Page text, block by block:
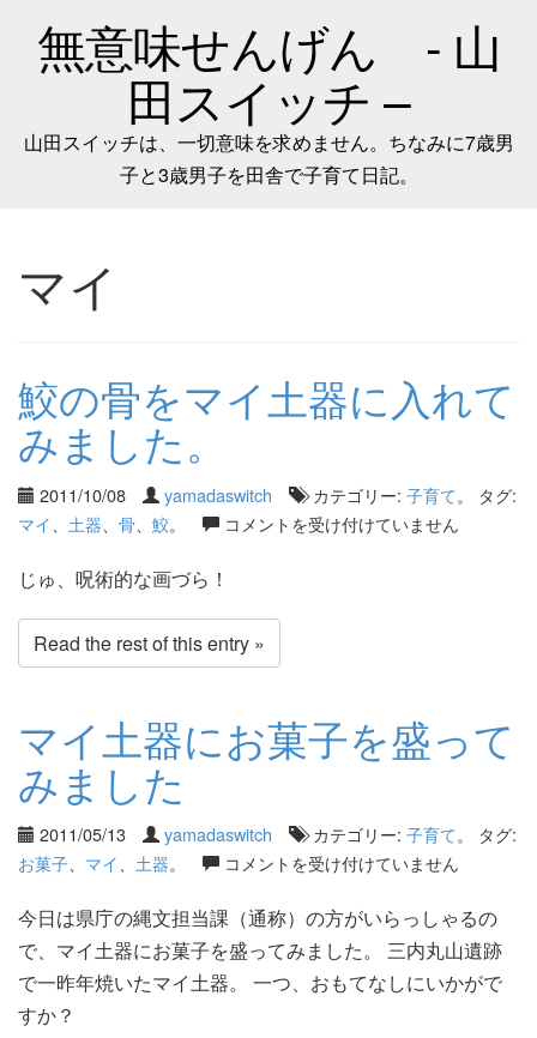
無意味せんげん - 山
田スイッチ –
山田スイッチは、一切意味を求めません。ちなみに7歳男
子と3歳男子を田舎で子育て日記。
マイ
鮫の骨をマイ土器に入れて
みました。
2011/10/08 yamadaswitch カテゴリー: 子育て。 タグ:
マイ
土器 骨 鮫。 コメントを受け付けていません
じゅ、呪術的な画づら！
Read the rest of this entry »
マイ土器にお菓子を盛って
みました
2011/05/13 yamadaswitch カテゴリー: 子育て。 タグ:
お菓子
マイ 土器。 コメントを受け付けていません
今日は県庁の縄文担当課（通称）の方がいらっしゃるの
で、マイ土器にお菓子を盛ってみました。 三内丸山遺跡
で一昨年焼いたマイ土器。 一つ、おもてなしにいかがで
すか？